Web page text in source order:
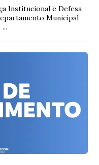
Institucional e Defesa
Municipal